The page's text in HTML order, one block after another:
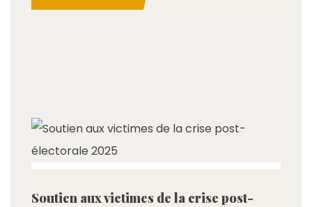
Soutien aux victimes de la crise post-